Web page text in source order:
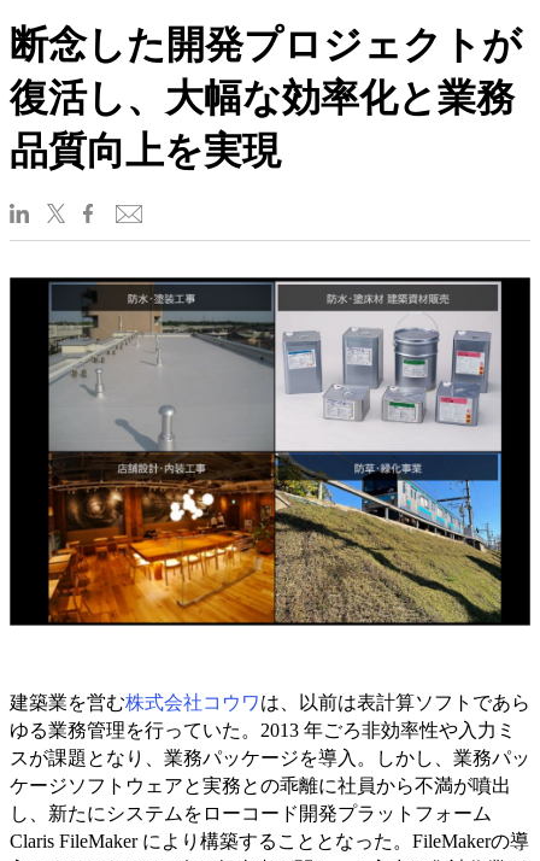
断念した開発プロジェクトが
復活し、大幅な効率化と業務
品質向上を実現
建築業を営む株式会社コウワは、以前は表計算ソフトであら
ゆる業務管理を行っていた。2013 年ごろ非効率性や入力ミ
スが課題となり、業務パッケージを導入。しかし、業務パッ
ケージソフトウェアと実務との乖離に社員から不満が噴出
し、新たにシステムをローコード開発プラットフォーム
Claris FileMaker により構築することとなった。FileMakerの導